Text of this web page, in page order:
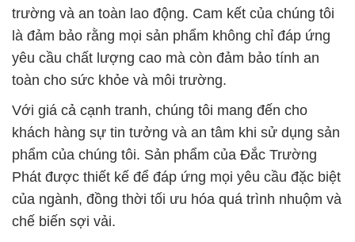
trường và an toàn lao động. Cam kết của chúng tôi
là đảm bảo rằng mọi sản phẩm không chỉ đáp ứng
yêu cầu chất lượng cao mà còn đảm bảo tính an
toàn cho sức khỏe và môi trường.
Với giá cả cạnh tranh, chúng tôi mang đến cho
khách hàng sự tin tưởng và an tâm khi sử dụng sản
phẩm của chúng tôi. Sản phẩm của Đắc Trường
Phát được thiết kế để đáp ứng mọi yêu cầu đặc biệt
của ngành, đồng thời tối ưu hóa quá trình nhuộm và
chế biến sợi vải.